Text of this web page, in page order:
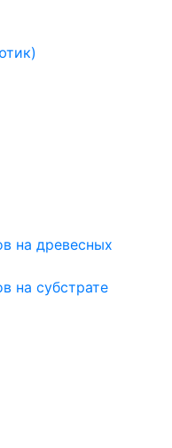
на древесных
на субстрате